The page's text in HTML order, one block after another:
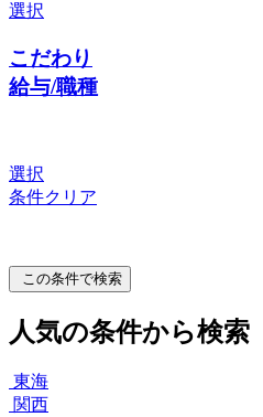
選択
こだわり
給与/職種
選択
条件クリア
この条件で検索
人気の条件から検索
東海
関西